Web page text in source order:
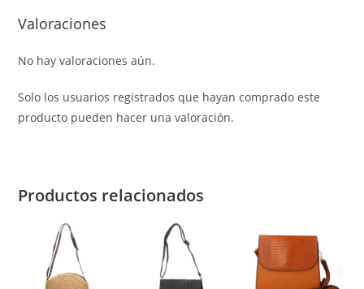
Valoraciones
No hay valoraciones aún.
Solo los usuarios registrados que hayan comprado este
producto pueden hacer una valoración.
Productos relacionados